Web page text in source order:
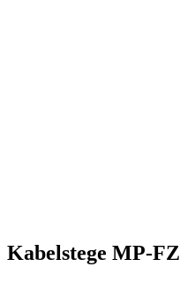
Kabelstege MP-FZ